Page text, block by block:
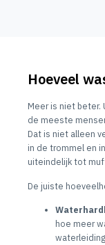
Hoeveel
Meer is niet beter.
de meeste
Dat is niet alleen
in de trommel en
uiteindelijk tot
De juiste
hoe meer